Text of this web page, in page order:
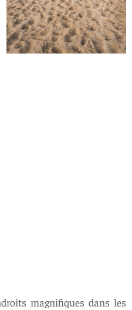
magnifiques dans les